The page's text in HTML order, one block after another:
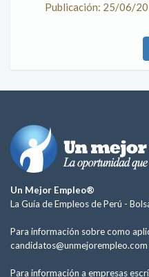
Publicación: 25/06/
Un Mejor Empleo®
La Guía de Empleos de Perú -
Para información sobre como
candidatos@unmejorempleo.com
Para información a empresas